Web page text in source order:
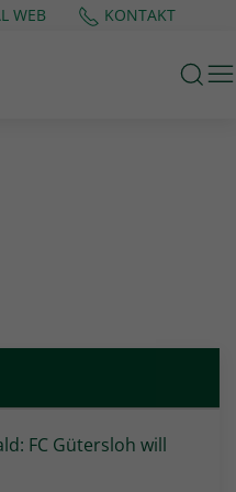
WEB KONTAKT
FC Gütersloh will